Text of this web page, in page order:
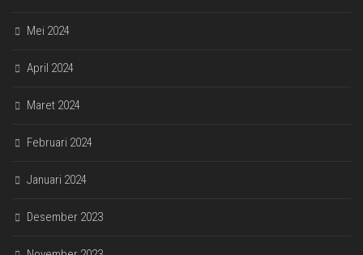
Mei 2024
April 2024
Maret 2024
Februari 2024
Januari 2024
Desember 2023